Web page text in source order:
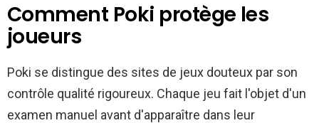
Comment Poki protège les
joueurs
Poki se distingue des sites de jeux douteux par son
contrôle qualité rigoureux. Chaque jeu fait l'objet d'un
examen manuel avant d'apparaître dans leur